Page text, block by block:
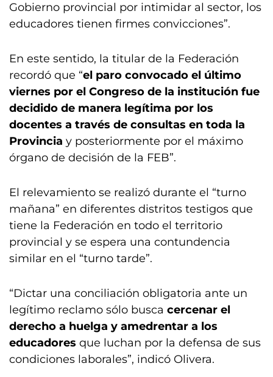
Gobierno provincial por intimidar al sector, los
educadores tienen firmes convicciones”.
En este sentido, la titular de la Federación
recordó que “el paro convocado el último
viernes por el Congreso de la institución fue
decidido de manera legítima por los
docentes a través de consultas en toda la
Provincia y posteriormente por el máximo
órgano de decisión de la FEB”.
El relevamiento se realizó durante el “turno
mañana” en diferentes distritos testigos que
tiene la Federación en todo el territorio
provincial y se espera una contundencia
similar en el “turno tarde”.
“Dictar una conciliación obligatoria ante un
legítimo reclamo sólo busca cercenar el
derecho a huelga y amedrentar a los
educadores que luchan por la defensa de sus
condiciones laborales”, indicó Olivera.